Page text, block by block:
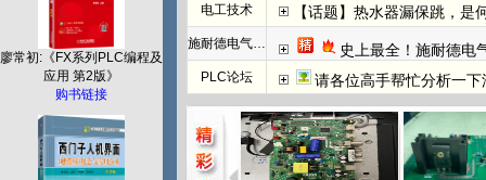
廖常初:《FX系列PLC编程及
应用 第2版》
购书链接
电工技术 【话题】热水器漏保跳，是
施耐德电气PLC 史上最全！施耐德电
PLC论坛 请各位高手帮忙分析一下汇川（